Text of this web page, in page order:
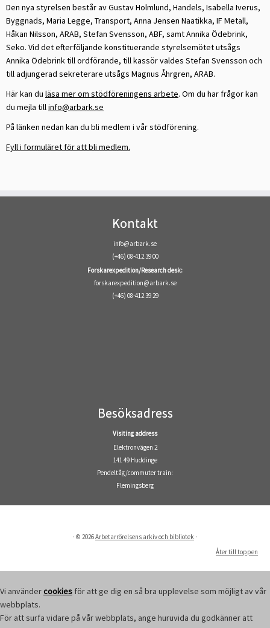
Den nya styrelsen består av Gustav Holmlund, Handels, Isabella Iverus,
Byggnads, Maria Legge, Transport, Anna Jensen Naatikka, IF Metall,
Håkan Nilsson, ARAB, Stefan Svensson, ABF, samt Annika Ödebrink,
Seko. Vid det efterföljande konstituerande styrelsemötet utsågs
Annika Ödebrink till ordförande, till kassör valdes Stefan Svensson och
till adjungerad sekreterare utsågs Magnus Åhrgren, ARAB.
Här kan du läsa mer om stödföreningens arbete. Om du har frågor kan
du mejla tillinfo@arbark.se
På länken nedan kan du bli medlem i vår stödförening.
Fyll i formuläret för att bli medlem.
Kontakt
info@arbark.se
(+46) 08-412 39 00
Forskarexpedition/Research desk:
forskarexpedition@arbark.se
(+46) 08-412 39 29
Besöksadress
Visiting address
Elektronvägen 2
141 49 Huddinge
Pendeltåg/commuter train:
Flemingsberg
· © 2026Arbetarrörelsens arkiv och bibliotek ·
Åter till toppen
Vi användercookies för att ge dig en så bra upplevelse som möjligt av vår
webbplats.
För att surfa vidare på vår webbplats, ange huruvida du godkänner att